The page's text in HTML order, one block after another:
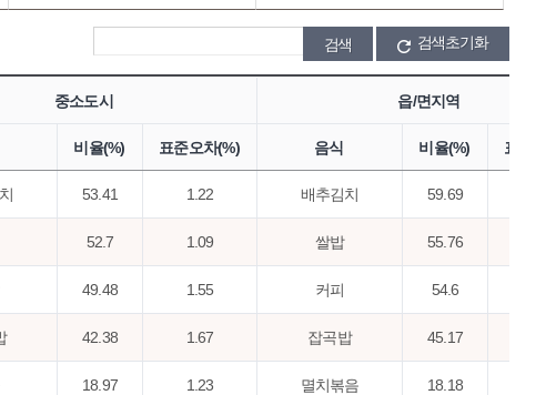
검색초기화
중소도시 읍/면지역
비율(%) 표준오차(%) 음식 비율(%) 표준오
53.41 1.22 배추김치 59.69
52.7 1.09 쌀밥 55.76
49.48 1.55 커피 54.6
42.38 1.67 잡곡밥 45.17
18.97 1.23 멸치볶음 18.18